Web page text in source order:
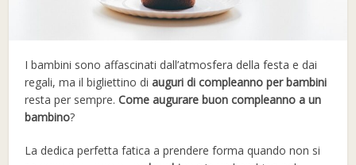
I bambini sono affascinati dall’atmosfera della festa e dai
regali, ma il bigliettino diauguri di compleanno per bambini
resta per sempre.Come augurare buon compleanno a un
bambino?
La dedica perfetta fatica a prendere forma quando non si